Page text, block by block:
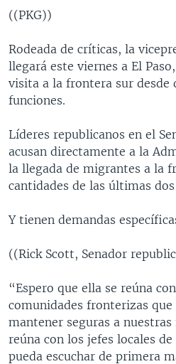
((PKG))
Rodeada de críticas, la
llegará este viernes a El
visita a la frontera sur desde
funciones.
Líderes republicanos en el
acusan directamente a la
la llegada de migrantes a la
cantidades de las últimas dos
Y tienen demandas
((Rick Scott, Senador
“Espero que ella se reúna
comunidades fronterizas que
mantener seguras a
reúna con los jefes locales de
pueda escuchar de primera